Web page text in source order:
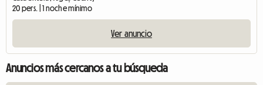
20 pers. | 1 noche mínimo
Ver anuncio
Anuncios más cercanos a tu búsqueda